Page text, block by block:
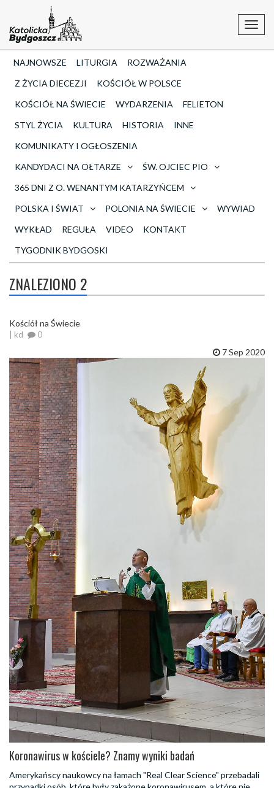
NAJNOWSZE LITURGIA
ROZWAŻANIA
Z ŻYCIA DIECEZJI
KOŚCIÓŁ W POLSCE
KOŚCIÓŁ NA ŚWIECIE
WYDARZENIA
FELIETON
STYL ŻYCIA
KULTURA HISTORIA
INNE
KOMUNIKATY I OGŁOSZENIA
KANDYDACI NA OŁTARZE
ŚW. OJCIEC PIO
365 DNI Z O. WENANTYM KATARZYŃCEM
POLSKA I ŚWIAT
POLONIA NA ŚWIECIE
WYWIAD
WYKŁAD
REGUŁA VIDEO
KONTAKT
TYGODNIK BYDGOSKI
ZNALEZIONO 2
Kościół na Świecie
| kd 0
7 Sep 2020
Koronawirus w kościele? Znamy wyniki badań
Amerykańscy naukowcy na łamach "Real Clear Science" przebadali